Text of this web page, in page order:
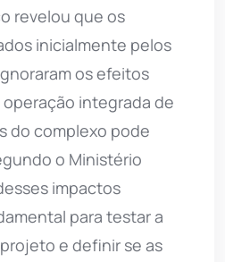
revelou que os
inicialmente pelos
os efeitos
integrada de
do complexo pode
o Ministério
impactos
para testar a
e definir se as